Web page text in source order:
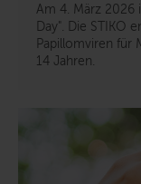
Am 4. März 2026
Day". Die STIKO
Papillomviren für
14 Jahren.